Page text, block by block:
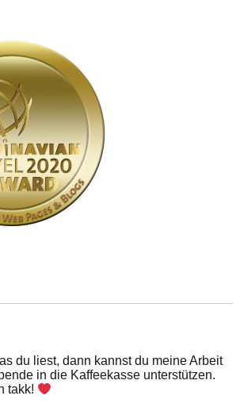
du liest, dann kannst du meine Arbeit
in die Kaffeekasse unterstützen.
takk!